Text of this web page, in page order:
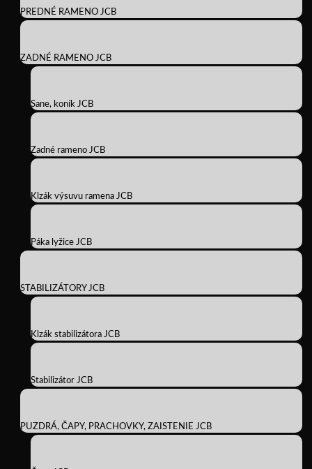
PREDNÉ RAMENO JCB
ZADNÉ RAMENO JCB
Sane, koník JCB
Zadné rameno JCB
Klzák výsuvu ramena JCB
Páka lyžice JCB
STABILIZÁTORY JCB
Klzák stabilizátora JCB
Stabilizátor JCB
PUZDRÁ, ČAPY, PRACHOVKY, ZAISTENIE JCB